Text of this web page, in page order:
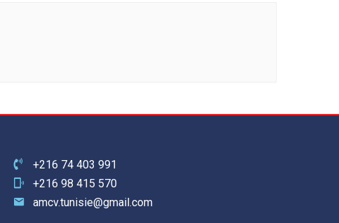
+216 74 403 991
+216 98 415 570
amcv.tunisie@gmail.com